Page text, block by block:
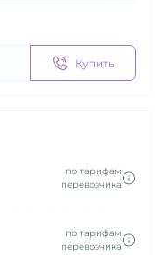
Купить
по тарифам
перевозчика
по тарифам
перевозчика